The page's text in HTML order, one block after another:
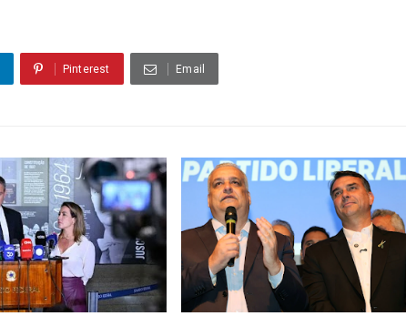
Pinterest Email